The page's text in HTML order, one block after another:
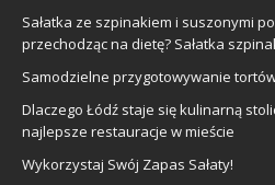
Sałatka ze szpinakiem i suszonymi
przechodząc na dietę? Sałatka
Samodzielne przygotowywanie
Dlaczego Łódź staje się kulinarną
najlepsze restauracje w mieście
Wykorzystaj Swój Zapas Sałaty!